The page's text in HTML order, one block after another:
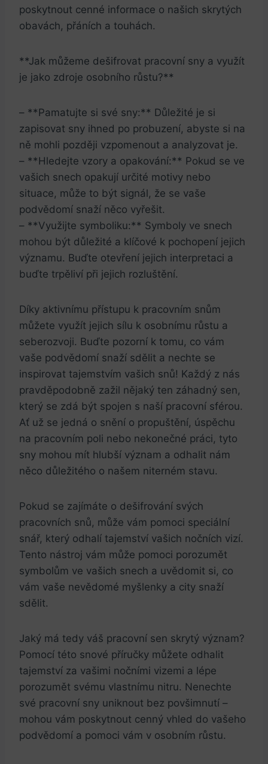
poskytnout cenné informace o našich skrytých
obavách, přáních a touhách.
**Jak můžeme dešifrovat pracovní sny a využít
je jako zdroje osobního růstu?**
– **Pamatujte si své sny:** Důležité je si
zapisovat sny ihned po probuzení, abyste si na
ně mohli později vzpomenout a analyzovat je.
– **Hledejte vzory a opakování:** Pokud se ve
vašich snech opakují určité motivy nebo
situace, může to být signál, že se vaše
podvědomí snaží něco vyřešit.
– **Využijte symboliku:** Symboly ve snech
mohou být důležité a klíčové k pochopení jejich
významu. Buďte otevření jejich interpretaci a
buďte trpěliví při jejich rozluštění.
Díky aktivnímu přístupu k pracovním snům
můžete využít jejich sílu k osobnímu růstu a
seberozvoji. Buďte pozorní k tomu, co vám
vaše podvědomí snaží sdělit a nechte se
inspirovat tajemstvím vašich snů! Každý z nás
pravděpodobně zažil nějaký ten záhadný sen,
který se zdá být spojen s naší pracovní sférou.
Ať už se jedná o snění o propuštění, úspěchu
na pracovním poli nebo nekonečné práci, tyto
sny mohou mít hlubší význam a odhalit nám
něco důležitého o našem niterném stavu.
Pokud se zajímáte o dešifrování svých
pracovních snů, může vám pomoci speciální
snář, který odhalí tajemství vašich nočních vizí.
Tento nástroj vám může pomoci porozumět
symbolům ve vašich snech a uvědomit si, co
vám vaše nevědomé myšlenky a city snaží
sdělit.
Jaký má tedy váš pracovní sen skrytý význam?
Pomocí této snové příručky můžete odhalit
tajemství za vašimi nočními vizemi a lépe
porozumět svému vlastnímu nitru. Nenechte
své pracovní sny uniknout bez povšimnutí –
mohou vám poskytnout cenný vhled do vašeho
podvědomí a pomoci vám v osobním růstu.